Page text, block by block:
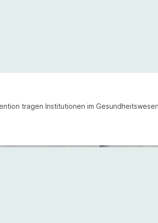
tragen Institutionen im